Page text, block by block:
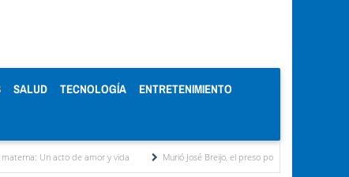
SALUD TECNOLOGÍA ENTRETENIMIENTO
de amor y vida Murió José Breijo, el preso político uruguayo-venezolano bajo